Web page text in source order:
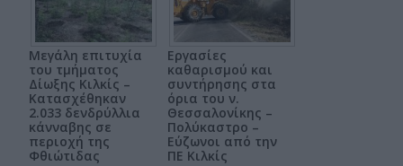
Μεγάλη επιτυχία
του τμήματος
Δίωξης Κιλκίς –
Κατασχέθηκαν
2.033 δενδρύλλια
κάνναβης σε
περιοχή της
Φθιώτιδας
Εργασίες
καθαρισμού και
συντήρησης στα
όρια του ν.
Θεσσαλονίκης –
Πολύκαστρο –
Εύζωνοι από την
ΠΕ Κιλκίς